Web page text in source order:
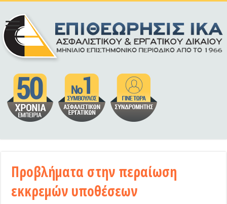
Προβλήματα στην περαίωση
εκκρεμών υποθέσεων